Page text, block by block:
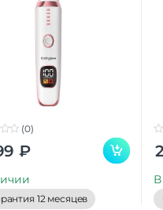
(0)
₽
12 месяцев
o
o